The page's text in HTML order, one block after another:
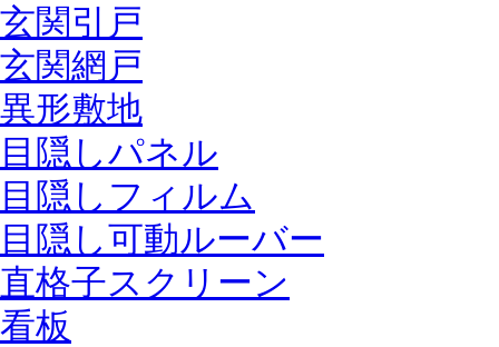
玄関引戸
玄関網戸
異形敷地
目隠しパネル
目隠しフィルム
目隠し可動ルーバー
直格子スクリーン
看板